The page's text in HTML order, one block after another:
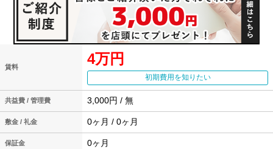
賃料 4万円
初期費用を知りたい
共益費 / 管理費 3,000円 / 無
敷金 / 礼金 0ヶ月 / 0ヶ月
保証金 0ヶ月